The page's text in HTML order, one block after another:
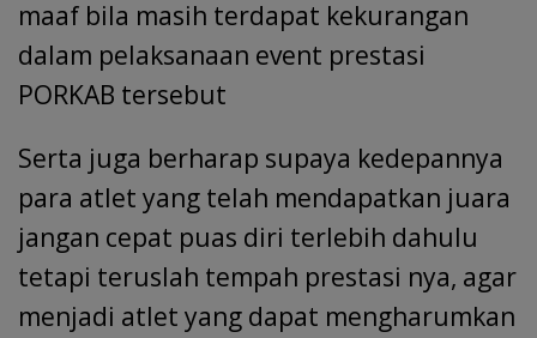
maaf bila masih terdapat kekurangan
dalam pelaksanaan event prestasi
PORKAB tersebut
Serta juga berharap supaya kedepannya
para atlet yang telah mendapatkan juara
jangan cepat puas diri terlebih dahulu
tetapi teruslah tempah prestasi nya, agar
menjadi atlet yang dapat mengharumkan